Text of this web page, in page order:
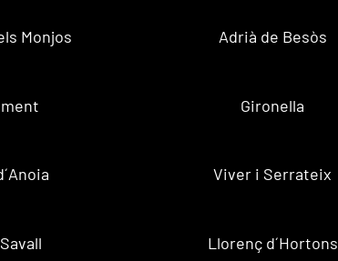
Monjos Adrià de Besòs
Gironella
Viver i Serrateix
Llorenç d´Hortons